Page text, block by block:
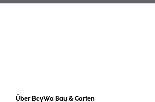
Über BayWa Bau & Garten